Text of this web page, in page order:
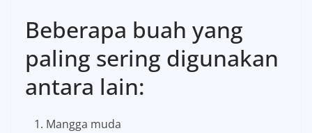
Beberapa buah yang
paling sering digunakan
antara lain:
Mangga muda